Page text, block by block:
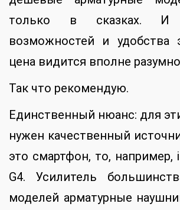
только в сказках.
возможностей и удобства
цена видится вполне
Так что рекомендую.
Единственный нюанс: для
нужен качественный
это смартфон, то, например,
G4. Усилитель
моделей арматурные